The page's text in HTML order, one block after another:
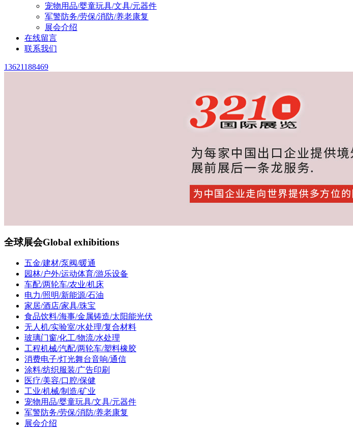
宠物用品/婴童玩具/文具/元器件
军警防务/劳保/消防/养老康复
展会介绍
在线留言
联系我们
13621188469
全球展会Global exhibitions
五金/建材/泵阀/暖通
园林/户外/运动体育/游乐设备
车配/两轮车/农业/机床
电力/照明/新能源/石油
家居/酒店/家具/珠宝
食品饮料/海事/金属铸造/太阳能光伏
无人机/实验室/水处理/复合材料
玻璃门窗/化工/物流/水处理
工程机械/汽配/两轮车/塑料橡胶
消费电子/灯光舞台音响/通信
涂料/纺织服装/广告印刷
医疗/美容/口腔/保健
工业/机械/制造/矿业
宠物用品/婴童玩具/文具/元器件
军警防务/劳保/消防/养老康复
展会介绍